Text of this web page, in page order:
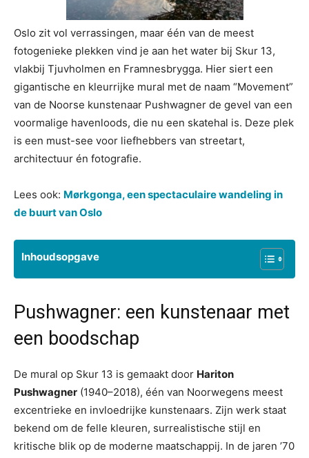
Oslo zit vol verrassingen, maar één van de meest
fotogenieke plekken vind je aan het water bij Skur 13,
vlakbij Tjuvholmen en Framnesbrygga. Hier siert een
gigantische en kleurrijke mural met de naam “Movement”
van de Noorse kunstenaar Pushwagner de gevel van een
voormalige havenloods, die nu een skatehal is. Deze plek
is een must-see voor liefhebbers van streetart,
architectuur én fotografie.
Lees ook: Mørkgonga, een spectaculaire wandeling in
de buurt van Oslo
Inhoudsopgave
Pushwagner: een kunstenaar met
een boodschap
De mural op Skur 13 is gemaakt door Hariton
Pushwagner (1940–2018), één van Noorwegens meest
excentrieke en invloedrijke kunstenaars. Zijn werk staat
bekend om de felle kleuren, surrealistische stijl en
kritische blik op de moderne maatschappij. In de jaren ’70